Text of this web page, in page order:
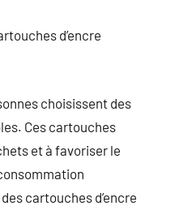
d’encre
choisissent des
Ces cartouches
et à favoriser le
cartouches d’encre